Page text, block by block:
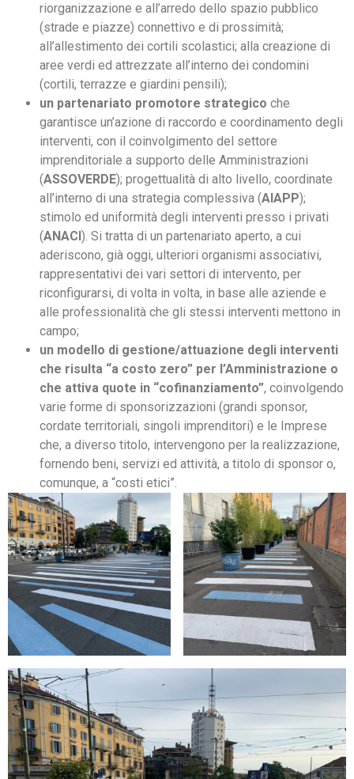
riorganizzazione e all’arredo dello spazio pubblico
(strade e piazze) connettivo e di prossimità;
all’allestimento dei cortili scolastici; alla creazione di
aree verdi ed attrezzate all’interno dei condomini
(cortili, terrazze e giardini pensili);
un partenariato promotore strategico che
garantisce un’azione di raccordo e coordinamento degli
interventi, con il coinvolgimento del settore
imprenditoriale a supporto delle Amministrazioni
(ASSOVERDE); progettualità di alto livello, coordinate
all’interno di una strategia complessiva (AIAPP);
stimolo ed uniformità degli interventi presso i privati
(ANACI ). Si tratta di un partenariato aperto, a cui
aderiscono, già oggi, ulteriori organismi associativi,
rappresentativi dei vari settori di intervento, per
riconfigurarsi, di volta in volta, in base alle aziende e
alle professionalità che gli stessi interventi mettono in
campo;
un modello di gestione/attuazione degli interventi
che risulta “a costo zero” per l’Amministrazione o
che attiva quote in “cofinanziamento”, coinvolgendo
varie forme di sponsorizzazioni (grandi sponsor,
cordate territoriali, singoli imprenditori) e le Imprese
che, a diverso titolo, intervengono per la realizzazione,
fornendo beni, servizi ed attività, a titolo di sponsor o,
comunque, a “costi etici”.